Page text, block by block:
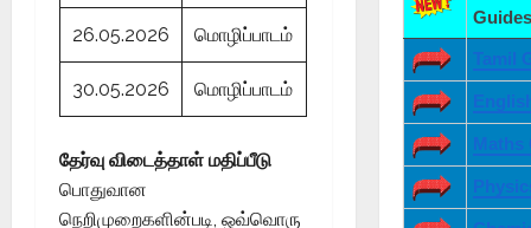
26.05.2026 மொழிப்பாடம்
30.05.2026 மொழிப்பாடம்
தேர்வு விடைத்தாள் மதிப்பீடு
பொதுவான
நெறிமுறைகளின்படி, ஒவ்வொரு
Tamil
Maths